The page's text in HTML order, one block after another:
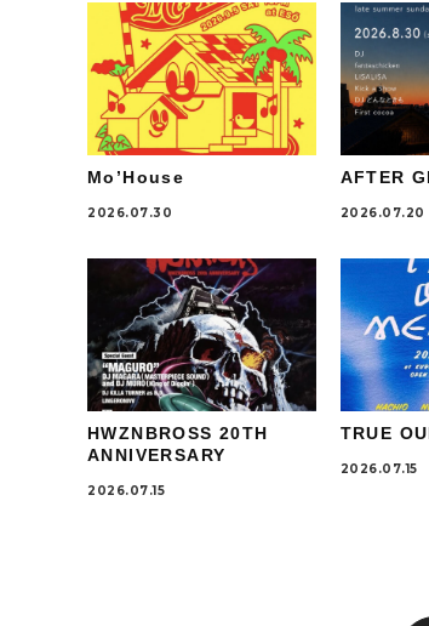
Mo’House
2026.07.30
AFTER
2026.07.20
HWZNBROSS 20TH
ANNIVERSARY
2026.07.15
TRUE
2026.07.15